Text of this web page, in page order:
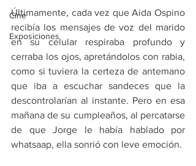
Cine
Exposiciones
Últimamente, cada vez que Aida Ospino
recibía los mensajes de voz del marido
en su celular respiraba profundo y
cerraba los ojos, apretándolos con rabia,
como si tuviera la certeza de antemano
que iba a escuchar sandeces que la
descontrolarían al instante. Pero en esa
mañana de su cumpleaños, al percatarse
de que Jorge le había hablado por
whatsaap, ella sonrió con leve emoción.